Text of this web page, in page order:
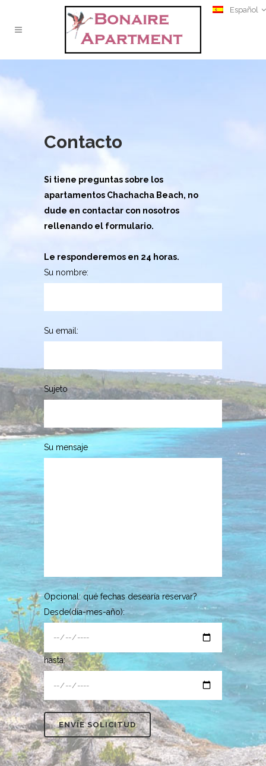
Español
Contacto
Si tiene preguntas sobre los
apartamentos Chachacha Beach, no
dude en contactar con nosotros
rellenando el formulario.
Le responderemos en 24 horas.
Su nombre:
Su email:
Sujeto
Su mensaje
Opcional: qué fechas desearía reservar?
Desde(día-mes-año):
hasta: